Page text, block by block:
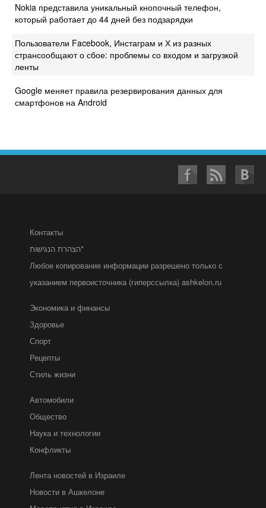
Nokia представила уникальный кнопочный телефон,
который работает до 44 дней без подзарядки
Пользователи Facebook, Инстаграм и Х из разных
странсообщают о сбое: проблемы со входом и загрузкой
ленты
Google меняет правила резервирования данных для
смартфонов на Android
Контакты
הצהרת הנגישות*
Любое копирование информации разрешено только с
указанием первоисточника (гиперссылка) ashkelon.ru
Экономика и финансы
Здоровье
Спорт
Рецепты
Стиль жизни
Автомобили
Общество
Наука и технологии
Конфликты
Лента новостей в Израиле
Новости в Ашкелоне